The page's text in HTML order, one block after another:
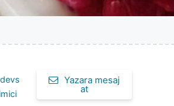
Yazara mesaj
at